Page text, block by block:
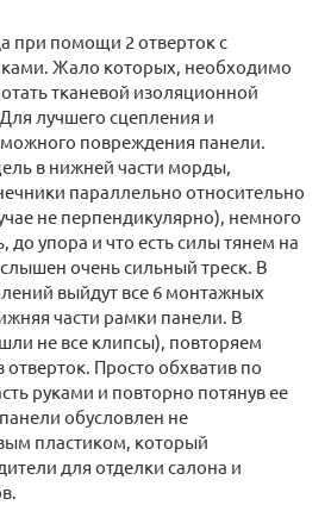
при помощи 2 отверток с
Жало которых, необходимо
тканевой изоляционной
лучшего сцепления и
повреждения панели.
в нижней части морды,
параллельно относительно
не перпендикулярно), немного
до упора и что есть силы тянем на
очень сильный треск. В
выйдут все 6 монтажных
части рамки панели. В
не все клипсы), повторяем
Просто обхватив по
руками и повторно потянув ее
обусловлен не
пластиком, который
для отделки салона и